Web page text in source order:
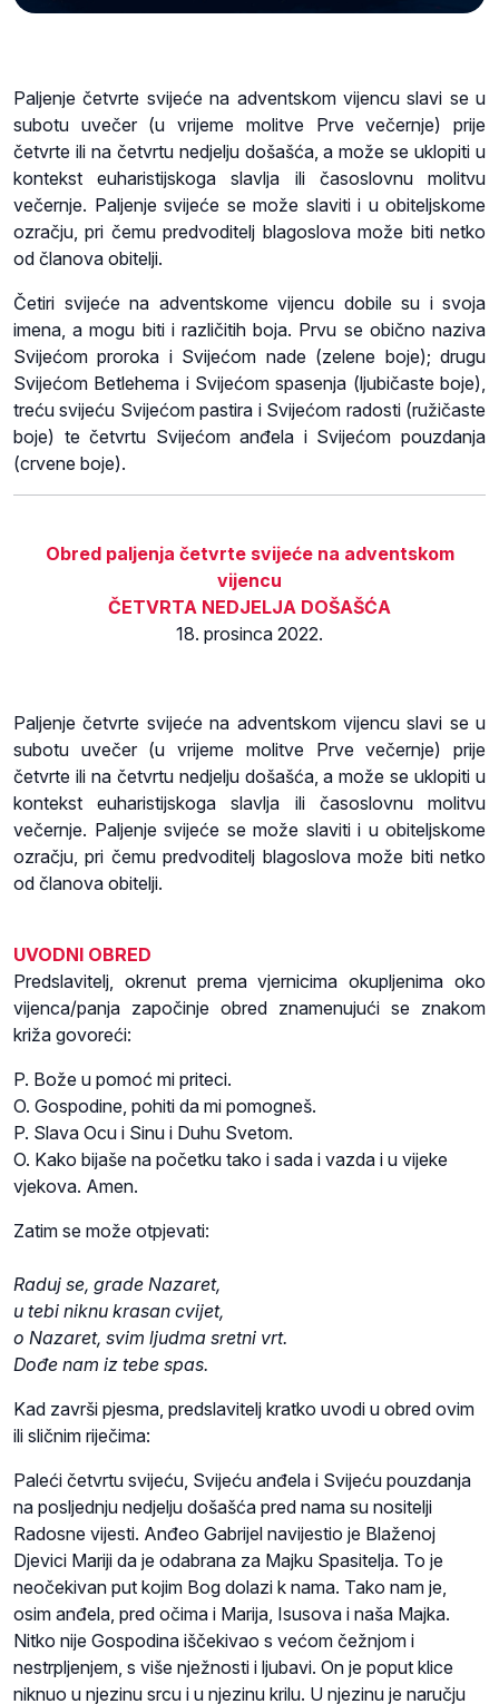
Paljenje četvrte svijeće na adventskom vijencu slavi se u
subotu uvečer (u vrijeme molitve Prve večernje) prije
četvrte ili na četvrtu nedjelju došašća, a može se uklopiti u
kontekst euharistijskoga slavlja ili časoslovnu molitvu
večernje. Paljenje svijeće se može slaviti i u obiteljskome
ozračju, pri čemu predvoditelj blagoslova može biti netko
od članova obitelji.
Četiri svijeće na adventskome vijencu dobile su i svoja
imena, a mogu biti i različitih boja. Prvu se obično naziva
Svijećom proroka i Svijećom nade (zelene boje); drugu
Svijećom Betlehema i Svijećom spasenja (ljubičaste boje),
treću svijeću Svijećom pastira i Svijećom radosti (ružičaste
boje) te četvrtu Svijećom anđela i Svijećom pouzdanja
(crvene boje).
Obred paljenja četvrte svijeće na adventskom
vijencu
ČETVRTA NEDJELJA DOŠAŠĆA
18. prosinca 2022.
Paljenje četvrte svijeće na adventskom vijencu slavi se u
subotu uvečer (u vrijeme molitve Prve večernje) prije
četvrte ili na četvrtu nedjelju došašća, a može se uklopiti u
kontekst euharistijskoga slavlja ili časoslovnu molitvu
večernje. Paljenje svijeće se može slaviti i u obiteljskome
ozračju, pri čemu predvoditelj blagoslova može biti netko
od članova obitelji.
UVODNI OBRED
Predslavitelj, okrenut prema vjernicima okupljenima oko
vijenca/panja započinje obred znamenujući se znakom
križa govoreći:
P. Bože u pomoć mi priteci.
O. Gospodine, pohiti da mi pomogneš.
P. Slava Ocu i Sinu i Duhu Svetom.
O. Kako bijaše na početku tako i sada i vazda i u vijeke
vjekova. Amen.
Zatim se može otpjevati:
Raduj se, grade Nazaret,
u tebi niknu krasan cvijet,
o Nazaret, svim ljudma sretni vrt.
Dođe nam iz tebe spas.
Kad završi pjesma, predslavitelj kratko uvodi u obred ovim
ili sličnim riječima:
Paleći četvrtu svijeću, Svijeću anđela i Svijeću pouzdanja
na posljednju nedjelju došašća pred nama su nositelji
Radosne vijesti. Anđeo Gabrijel navijestio je Blaženoj
Djevici Mariji da je odabrana za Majku Spasitelja. To je
neočekivan put kojim Bog dolazi k nama. Tako nam je,
osim anđela, pred očima i Marija, Isusova i naša Majka.
Nitko nije Gospodina iščekivao s većom čežnjom i
nestrpljenjem, s više nježnosti i ljubavi. On je poput klice
niknuo u njezinu srcu i u njezinu krilu. U njezinu je naručju